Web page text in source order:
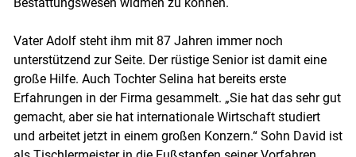
Vater Adolf steht ihm mit 87 Jahren immer noch
unterstützend zur Seite. Der rüstige Senior ist damit eine
große Hilfe. Auch Tochter Selina hat bereits erste
Erfahrungen in der Firma gesammelt. „Sie hat das sehr gut
gemacht, aber sie hat internationale Wirtschaft studiert
und arbeitet jetzt in einem großen Konzern.“ Sohn David ist